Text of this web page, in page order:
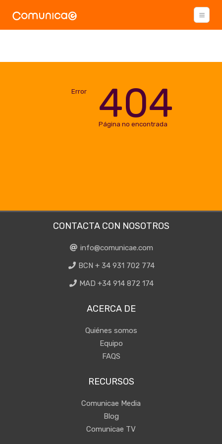
Error 404
Página no encontrada
CONTACTA CON NOSOTROS
info@comunicae.com
BCN + 34 931 702 774
MAD +34 914 872 174
ACERCA DE
Quiénes somos
Equipo
FAQS
RECURSOS
Comunicae Media
Blog
Comunicae TV